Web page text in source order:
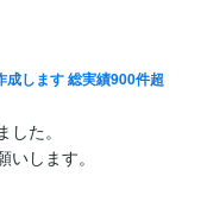
します 総実績900件超
た。
します。